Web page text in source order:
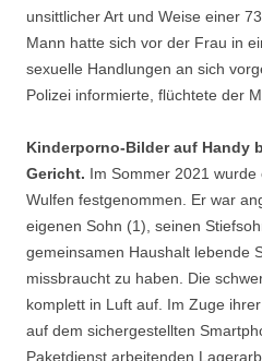
unsittlicher Art und Weise einer
Mann hatte sich vor der Frau in
sexuelle Handlungen an sich
Polizei informierte, flüchtete der
Kinderporno-Bilder auf Handy
Gericht. Im Sommer 2021
Wulfen festgenommen. Er war
eigenen Sohn (1), seinen
gemeinsamen Haushalt lebende
missbraucht zu haben. Die
komplett in Luft auf. Im Zuge
auf dem sichergestellten
Paketdienst arbeitenden